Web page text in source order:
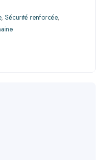
, Sécurité renforcée,